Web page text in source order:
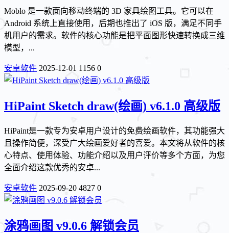
Moblo 是一款面向移动终端的 3D 家具绘图工具。它可以在
Android 系统上直接使用，后期也推出了 iOS 版，满足不同手
机用户的需求。软件的核心功能是把平面图形快速转换成三维
模型，...
安卓软件 2025-12-01 1156 0
HiPaint Sketch draw(绘画) v6.1.0 高级版
HiPaint是一款专为安卓用户设计的免费绘画软件，其功能强大
且操作简便，深受广大绘画爱好者的喜爱。本文将从软件的核
心特点、使用体验、功能介绍以及用户评价等多个方面，为您
全面介绍这款优秀的安卓...
安卓软件 2025-09-20 4827 0
涂鸦画图 v9.0.6 解锁会员